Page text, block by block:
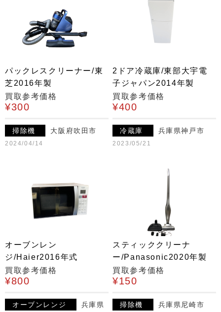
パックレスクリーナー/東
芝2016年製
買取参考価格
¥300
掃除機 大阪府吹田市
2024/04/14
2ドア冷蔵庫/東部大宇電
子ジャパン2014年製
買取参考価格
¥400
冷蔵庫 兵庫県神戸市
2023/05/21
オーブンレン
ジ/Haier2016年式
買取参考価格
¥800
オーブンレンジ
兵庫県
スティッククリーナ
ー/Panasonic2020年製
買取参考価格
¥150
掃除機 兵庫県尼崎市